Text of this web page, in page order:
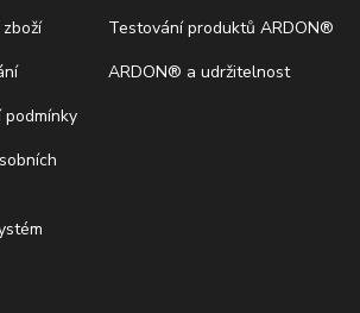
Testování produktů ARDON®
ARDON® a udržitelnost